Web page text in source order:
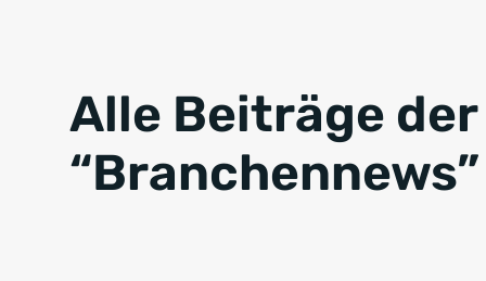
Alle Beiträge
“Branchennews”